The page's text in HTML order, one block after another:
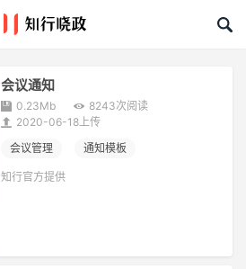
会议通知
0.23Mb
8243次阅读
2020-06-18上传
会议管理
通知模板
知行官方提供